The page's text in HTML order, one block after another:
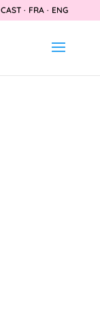
CAST · FRA · ENG